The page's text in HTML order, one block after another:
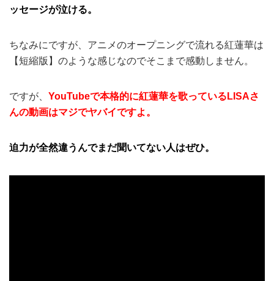
ッセージが泣ける。
ちなみにですが、アニメのオープニングで流れる紅蓮華は
【短縮版】のような感じなのでそこまで感動しません。
ですが、 YouTubeで本格的に紅蓮華を歌っているLISAさ
んの動画はマジでヤバイですよ。
迫力が全然違うんでまだ聞いてない人はぜひ。